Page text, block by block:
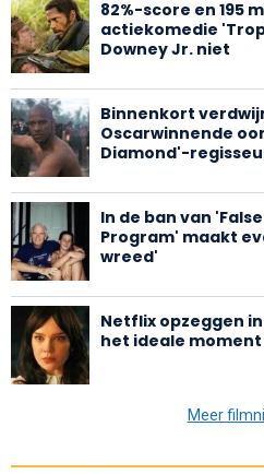
82%-score en 195
actiekomedie
Downey Jr. niet
Binnenkort
Oscarwinnende
Diamond'-
In de ban van
Program' maakt
wreed'
Netflix opzeggen
het ideale
Meer